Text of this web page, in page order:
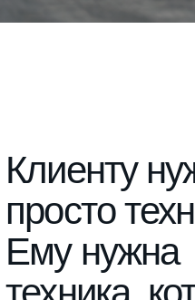
Клиенту
просто
Ему нужна